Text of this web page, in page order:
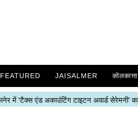
FEATURED JAISALMER कोलकात्ता